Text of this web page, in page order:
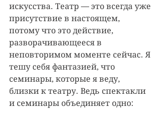
искусства. Театр — это всегда уже
присутствие в настоящем,
потому что это действие,
разворачивающееся в
неповторимом моменте сейчас. Я
тешу себя фантазией, что
семинары, которые я веду,
близки к театру. Ведь спектакли
и семинары объединяет одно: